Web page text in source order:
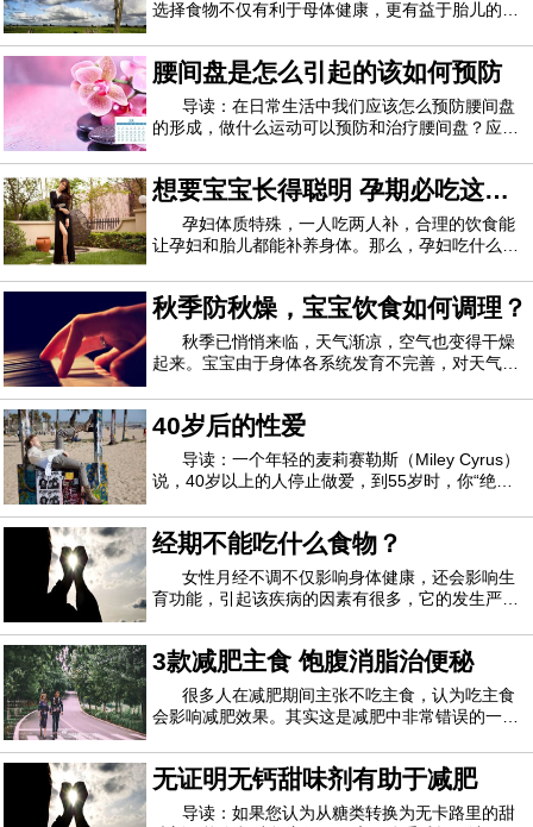
选择食物不仅有利于母体健康，更有益于胎儿的发
汤材料：鲈鱼1条，冬瓜200克，茯苓25克，红枣
(去核)10颗，枸杞15克，姜3片、盐适量。做法：
茯苓压碎用棉布袋包起，一起放入锅中备用；鲈鱼
腰间盘是怎么引起的该如何预防
导读：在日常生活中我们应该怎么预防腰间盘
的形成，做什么运动可以预防和治疗腰间盘？应该
为交通事故、工伤事故等使脊柱受到损伤。一般人
过了30岁以后，脊椎就开始退化，椎间盘通常不再
柔软，里面的胶状物质会变干，脊椎外围变得
想要宝宝长得聪明 孕期必吃这
些！孕妇体质特殊，一人吃两人补，合理的饮食能
让孕妇和胎儿都能补养身体。那么，孕妇吃什么能
①大豆每100克大豆中含蛋白质40克，不仅含量
高，而且是适合人体智力活动需要的植物蛋白。因
此，从蛋白质角度看，大豆是高级健脑食品。大
秋季防秋燥，宝宝饮食如何调理？
秋季已悄悄来临，天气渐凉，空气也变得干燥
起来。宝宝由于身体各系统发育不完善，对天气的
避免秋燥呢？秋季适合宝宝吃的蔬菜1、包心菜包
心菜的维生素C的含量是西红柿的3.5倍，钙的含量
是黄瓜的2倍。包心菜还含有较多的微量元素钼
40岁后的性爱
导读：一个年轻的麦莉赛勒斯（Miley Cyrus）
说，40岁以上的人停止做爱，到55岁时，你“绝对
认为40岁的老人很老。即便如此，它在整个星期都
受到了很多媒体的关注，并提出了一个问题-40岁后
您的性欲发生了什么？女装随着女性进入
经期不能吃什么食物？
女性月经不调不仅影响身体健康，还会影响生
育功能，引起该疾病的因素有很多，它的发生严重
定要重视月经不调，要注重调养。经期不能吃什么
食物？经期不能吃什么食物1、巧克力多数女性都
喜欢吃巧克力，平时如果吃过多的巧克力的话
3款减肥主食 饱腹消脂治便秘
很多人在减肥期间主张不吃主食，认为吃主食
会影响减肥效果。其实这是减肥中非常错误的一个
着方式去吃主食，不仅不会阻碍减肥，还有助于减
肥。下面编辑教你自制3款减肥主食，赶紧看看
吧。一、生菜油饭 500大卡/2人份用五谷饭做成
无证明无钙甜味剂有助于减肥
导读：如果您认为从糖类转换为无卡路里的甜